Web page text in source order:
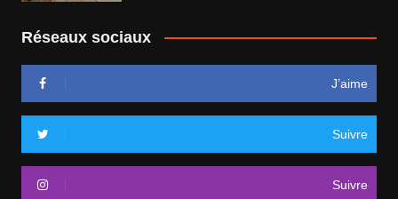
Réseaux sociaux
J’aime
Suivre
Suivre